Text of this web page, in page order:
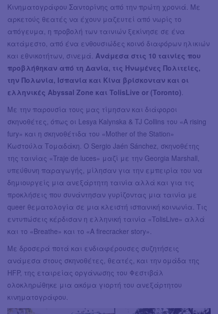
Κινηματογράφου Σαντορίνης από την πρώτη χρονιά. Με
αρκετούς θεατές να έχουν μαζευτεί από νωρίς το
απόγευμα, η προβολή των ταινιών ξεκίνησε σε ένα
κατάμεστο, από ένα ενθουσιώδες κοινό διαφόρων ηλικιών
και εθνικοτήτων, σινεμά. Ανάμεσα στις 10 ταινίες που
προβλήθηκαν από τη Δανία, τις Ηνωμένες Πολιτείες,
την Πολωνία, Ισπανία και Κίνα βρίσκονταν και οι
ελληνικές Abyssal Zone και TolisLive or (Toronto)
Με την παρουσία τους μας τίμησαν και διάφοροι
σκηνοθέτες, όπως οι Lesya Kalynska & TJ Collins του «Α rising
fury» και η σκηνοθέτιδα του «Mother of the Station»
Κωστούλα Τομαδάκη. Ο Sergio Jaén Sánchez, σκηνοθέτης
της ταινίας «Traje de luces» μαζί με την Georgia Marshall,
υπεύθυνη παραγωγής, μίλησαν για την εμπειρία του να
δημιουργείς μια ανεξάρτητη ταινία αλλά και για τις
προκλήσεις που συνάντησαν γυρίζοντας μια ταινία με
queer θεματολογία σε μια κλειστή ισπανική κοινωνία. Τις
εντυπώσεις κέρδισαν η ελληνική ταινία «TolisLive» αλλά
και το «Breathe» και το «A firecracker story».
Με δροσερά ποτά και ενδιαφέρουσες συζητήσεις
ανάμεσα στους σκηνοθέτες, θεατές, και την ομάδα της
HFP, της εταιρείας οργάνωσης του Φεστιβάλ
ολοκληρώθηκε μια ακόμα γιορτή του ανεξάρτητου
κινηματογράφου.